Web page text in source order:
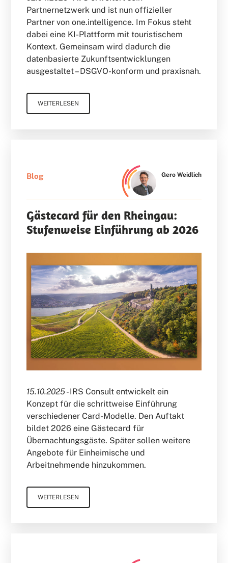
Partnernetzwerk und ist nun offizieller
Partner von one.intelligence. Im Fokus steht
dabei eine KI-Plattform mit touristischem
Kontext. Gemeinsam wird dadurch die
datenbasierte Zukunftsentwicklungen
ausgestaltet – DSGVO-konform und praxisnah.
WEITERLESEN
Blog Gero Weidlich
Gästecard für den Rheingau:
Stufenweise Einführung ab 2026
15.10.2025 -IRS Consult entwickelt ein
Konzept für die schrittweise Einführung
verschiedener Card-Modelle. Den Auftakt
bildet 2026 eine Gästecard für
Übernachtungsgäste. Später sollen weitere
Angebote für Einheimische und
Arbeitnehmende hinzukommen.
WEITERLESEN